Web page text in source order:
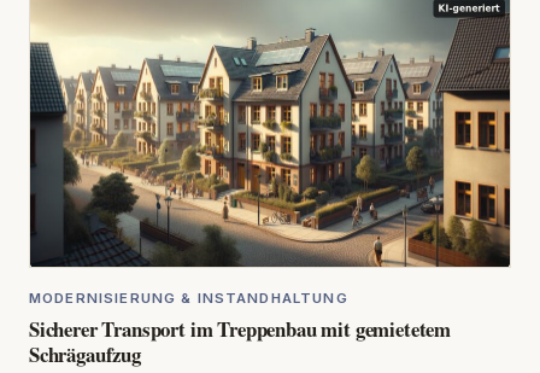
MODERNISIERUNG & INSTANDHALTUNG
Sicherer Transport im Treppenbau mit gemietetem
Schrägaufzug